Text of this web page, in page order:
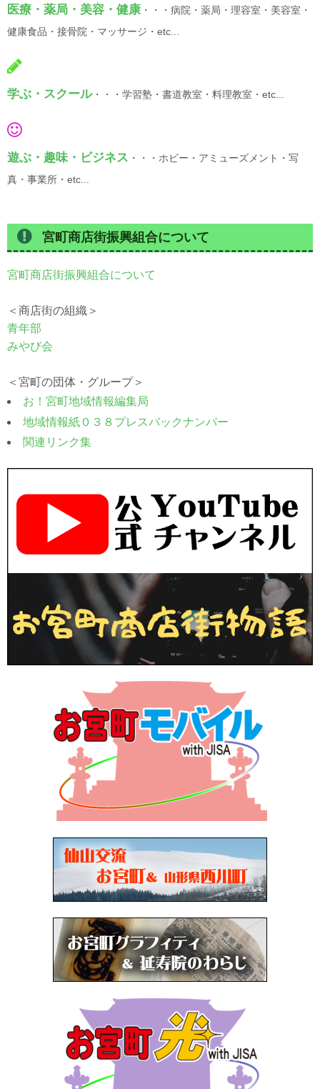
医療・薬局・美容・健康 ・・・病院・薬局・理容室・美容室・
健康食品・接骨院・マッサージ・etc...
学ぶ・スクール・・・学習塾・書道教室・料理教室・etc...
遊ぶ・趣味・ビジネス ・・・ホビー・アミューズメント・写
真・事業所・etc...
宮町商店街振興組合について
宮町商店街振興組合について
＜商店街の組織＞
青年部
みやび会
＜宮町の団体・グループ＞
お！宮町地域情報編集局
地域情報紙０３８プレスバックナンバー
関連リンク集